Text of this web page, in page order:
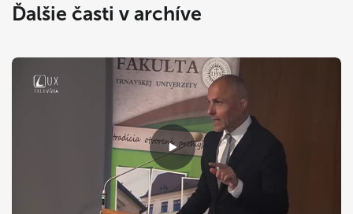
Ďalšie časti v archíve